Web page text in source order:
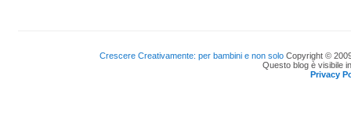
Crescere Creativamente: per bambini e non solo Copyright ©
Questo blog è visibile
Privacy